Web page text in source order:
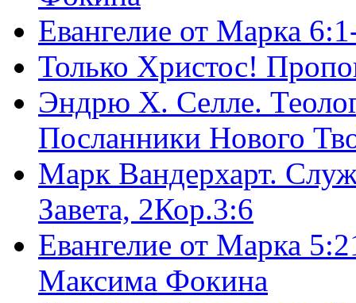
Евангелие от Марка
Только Христос!
Эндрю Х. Селле.
Посланники Нового
Марк Вандерхарт.
Завета, 2Кор.3:6
Евангелие от Марка
Максима Фокина